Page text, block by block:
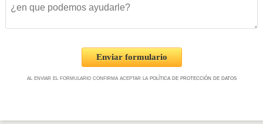
Enviar formulario
al enviar el formulario confirma aceptar la política de protección de datos